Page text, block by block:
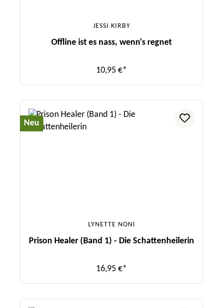
JESSI KIRBY
Offline ist es nass, wenn's regnet
10,95 €*
Neu
LYNETTE NONI
Prison Healer (Band 1) - Die Schattenheilerin
16,95 €*